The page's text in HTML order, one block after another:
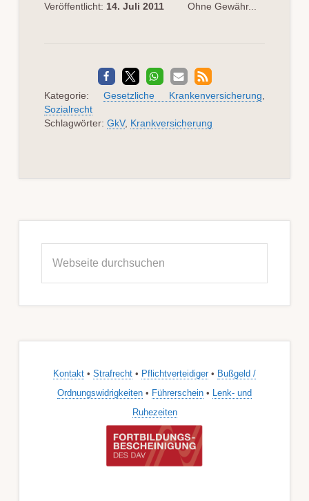
Veröffentlicht: 14. Juli 2011 Ohne Gewähr...
Kategorie: Gesetzliche Krankenversicherung
Sozialrecht
Schlagwörter: GkV, Krankversicherung
Kontakt • Strafrecht • Pflichtverteidiger • Bußgeld /
Ordnungswidrigkeiten • Führerschein • Lenk- und
Ruhezeiten